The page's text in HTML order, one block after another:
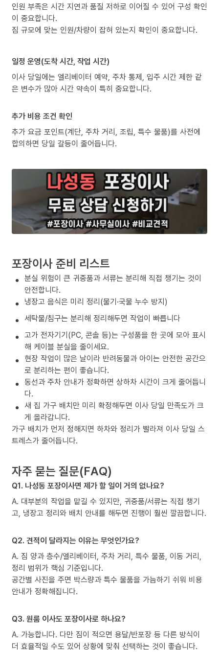
인원 부족은 시간 지연과 품질 저하로 이어질 수 있어 구성 확인
이 중요합니다.
짐 규모에 맞는 인원/차량이 잡혀 있는지 확인이 중요합니다.
일정 운영(도착 시간, 작업 시간)
이사 당일에는 엘리베이터 예약, 주차 통제, 입주 시간 제한 같
은 변수가 많아 시간 약속이 특히 중요합니다.
추가 비용 조건 확인
추가 요금 포인트(계단, 주차 거리, 조립, 특수 물품)를 사전에
합의하면 당일 갈등이 줄어듭니다.
포장이사 준비 리스트
분실 위험이 큰 귀중품과 서류는 분리해 직접 챙기는 것이
안전합니다.
냉장고 음식은 미리 정리(물기·국물 누수 방지)
세탁물/침구는 분리해 정리해두면 작업이 빠릅니다
고가 전자기기(PC, 콘솔 등)는 구성품을 한 곳에 모아 표시
해 케이블 분실을 줄이세요.
현장 작업이 많은 날이라 반려동물과 아이는 안전한 공간으
로 분리하는 편이 좋습니다.
동선과 주차 안내가 정확하면 상하차 시간이 크게 줄어듭니
다.
새 집 가구 배치만 미리 확정해두면 이사 당일 만족도가 크
게 올라갑니다.
가구 배치가 먼저 정해지면 하차와 정리가 빨라져 이사 당일 스
트레스가 줄어듭니다.
자주 묻는 질문(FAQ)
Q1. 나성동 포장이사면 제가 할 일이 거의 없나요?
A. 대부분의 작업을 맡길 수 있지만, 귀중품/서류는 직접 챙기
고, 냉장고 정리와 배치 안내를 해두면 진행이 훨씬 깔끔합니다.
Q2. 견적이 달라지는 이유는 무엇인가요?
A. 짐 양과 층수/엘리베이터, 주차 거리, 특수 물품, 이동 거리,
정리 범위가 핵심 기준입니다.
공간별 사진을 주면 박스량과 특수 물품을 가늠하기 쉬워 비용
안내가 정확해집니다.
Q3. 원룸 이사도 포장이사로 하나요?
A. 가능합니다. 다만 짐이 적으면 용달/반포장 등 다른 방식이
더 효율적일 수도 있어 상황에 맞춰 선택하는 것이 좋습니다.